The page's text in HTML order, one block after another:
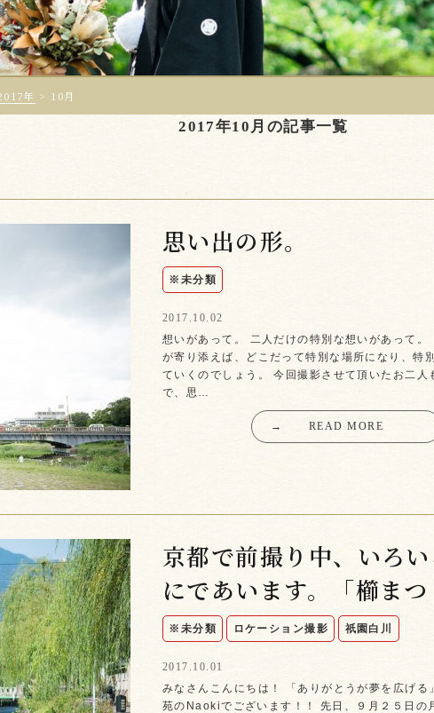
年 > 10月
2017年10月の記事一覧
思い出の形。
※未分類
2017.10.02
想いがあって。 二人だけの特別な想いがあって。
が寄り添えば、どこだって特別な場所になり、特
ていくのでしょう。 今回撮影させて頂いたお二人
で、思…
→ READ MORE
京都で前撮り中、いろ
にであいます。「櫛ま
※未分類 ロケーション撮影 祇園白川
2017.10.01
みなさんこんにちは！ 「ありがとうが夢を広げる
苑のNaokiでございます！！ 先日、９月２５日の